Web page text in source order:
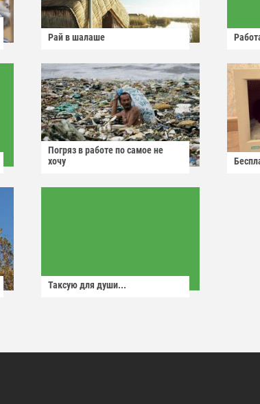
Рай в шалаше
Погряз в работе по самое не
хочу
Таксую для души...